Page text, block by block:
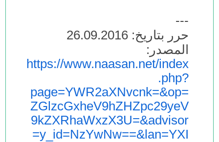
---
حرر بتاريخ: 26.09.2016
المصدر:
https://www.naasan.net/index
.php?
page=YWR2aXNvcnk=&op=
ZGlzcGxheV9hZHZpc29yeV
9kZXRhaWxzX3U=&advisor
y_id=NzYwNw==&lan=YXI=